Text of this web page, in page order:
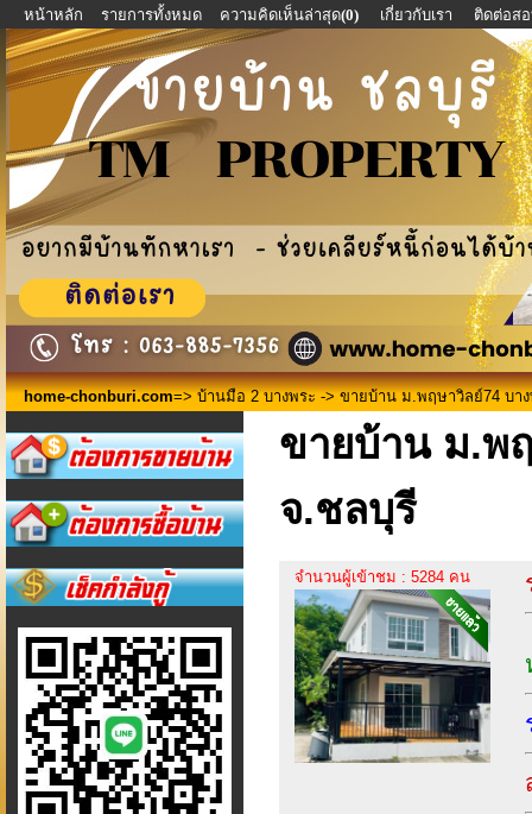
หน้าหลัก รายการทั้งหมด ความคิดเห็นล่าสุด(0) เกี่ยวกับเรา ติดต่อส
home-chonburi.com=> บ้านมือ 2 บางพระ -> ขายบ้าน ม.พฤษาวิลย์74 บา
ขายบ้าน ม.พ
จ.ชลบุรี
จำนวนผู้เข้าชม : 5284 คน